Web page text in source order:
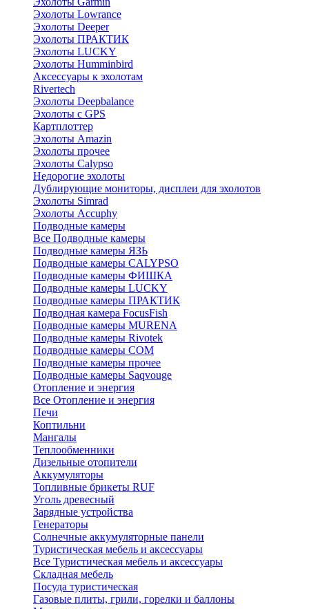
Эхолоты Lowrance
Эхолоты Deeper
Эхолоты ПРАКТИК
Эхолоты LUCKY
Эхолоты Humminbird
Аксессуары к эхолотам
Rivertech
Эхолоты Deepbalance
Эхолоты с GPS
Картплоттер
Эхолоты Amazin
Эхолоты прочее
Эхолоты Calypso
Недорогие эхолоты
Дублирующие мониторы, дисплеи для эхолотов
Эхолоты Simrad
Эхолоты Accuphy
Подводные камеры
Все Подводные камеры
Подводные камеры ЯЗЬ
Подводные камеры CALYPSO
Подводные камеры ФИШКА
Подводные камеры LUCKY
Подводные камеры ПРАКТИК
Подводная камера FocusFish
Подводные камеры MURENA
Подводные камеры Rivotek
Подводные камеры СОМ
Подводные камеры прочее
Подводные камеры Saqvouge
Отопление и энергия
Все Отопление и энергия
Печи
Коптильни
Мангалы
Теплообменники
Дизельные отопители
Аккумуляторы
Топливные брикеты RUF
Уголь древесный
Зарядные устройства
Генераторы
Солнечные аккумуляторные панели
Туристическая мебель и аксессуары
Все Туристическая мебель и аксессуары
Складная мебель
Посуда туристическая
Газовые плиты, грили, горелки и баллоны